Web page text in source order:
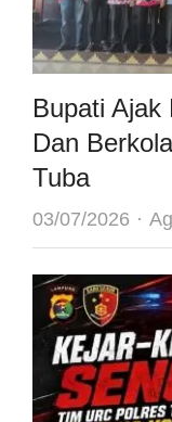
Bupati Ajak
Dan
Tuba
03/07/2026